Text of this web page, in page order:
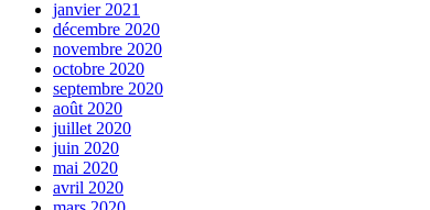
janvier 2021
décembre 2020
novembre 2020
octobre 2020
septembre 2020
août 2020
juillet 2020
juin 2020
mai 2020
avril 2020